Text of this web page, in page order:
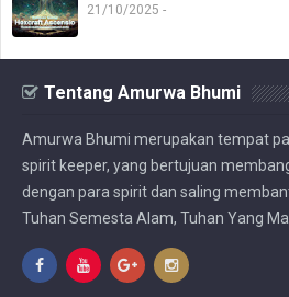
21/10/2025 -
Tentang Amurwa Bhumi
Amurwa Bhumi merupakan tempat
spirit keeper, yang bertujuan
dengan para spirit dan saling
Tuhan Semesta Alam, Tuhan Yang